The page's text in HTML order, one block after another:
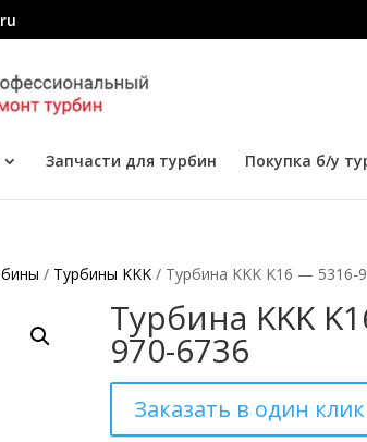
Запчасти для турбин Покупка б/у
/ Турбины KKK / Турбина KKK K16 — 5316-
Турбина KKK
970-6736
Заказать в один клик